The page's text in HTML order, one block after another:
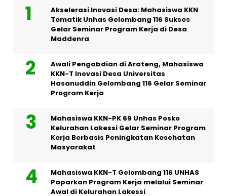
Akselerasi Inovasi Desa: Mahasiswa KKN
Tematik Unhas Gelombang 116 Sukses
Gelar Seminar Program Kerja di Desa
Maddenra
Awali Pengabdian di Arateng, Mahasiswa
KKN-T Inovasi Desa Universitas
Hasanuddin Gelombang 116 Gelar Seminar
Program Kerja
Mahasiswa KKN-PK 69 Unhas Posko
Kelurahan Lakessi Gelar Seminar Program
Kerja Berbasis Peningkatan Kesehatan
Masyarakat
Mahasiswa KKN-T Gelombang 116 UNHAS
Paparkan Program Kerja melalui Seminar
Awal di Kelurahan Lakessi